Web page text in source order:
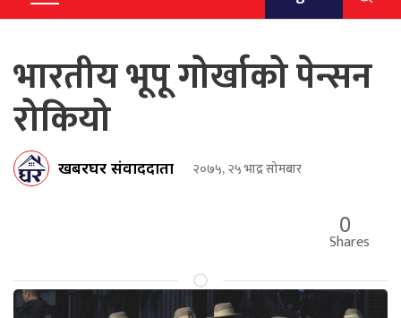
भारतीय भूपू गोर्खाको पेन्सन
रोकियो
खबरघर संवाददाता २०७५, २५ भाद्र सोमबार
0
Shares